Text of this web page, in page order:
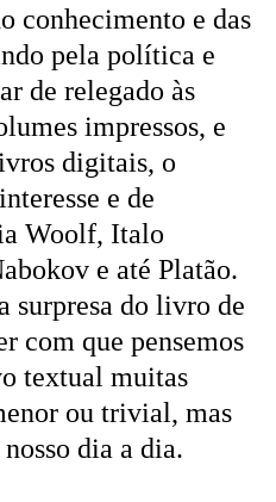
conhecimento e das
pela política e
de relegado às
impressos, e
digitais, o
e de
Woolf, Italo
e até Platão.
surpresa do livro de
com que pensemos
textual muitas
ou trivial, mas
dia a dia.